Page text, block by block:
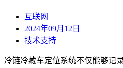
互联网
2024年09月12日
技术支持
冷链冷藏车定位系统不仅能够记